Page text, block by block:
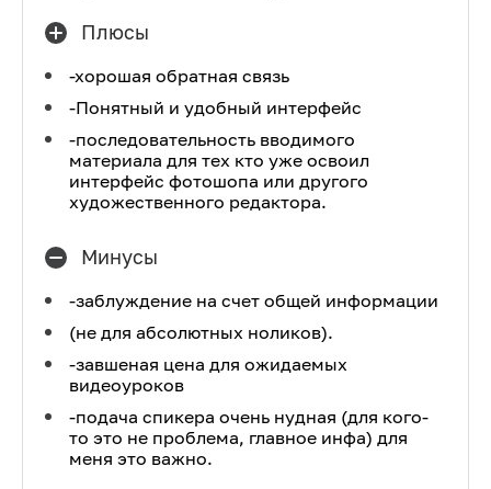
Плюсы
-хорошая обратная связь
-Понятный и удобный интерфейс
-последовательность вводимого
материала для тех кто уже освоил
интерфейс фотошопа или другого
художественного редактора.
Минусы
-заблуждение на счет общей информации
(не для абсолютных ноликов).
-завшеная цена для ожидаемых
видеоуроков
-подача спикера очень нудная (для кого-
то это не проблема, главное инфа) для
меня это важно.